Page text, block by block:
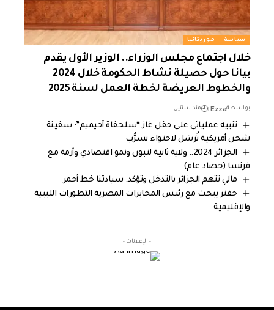
سياسة موريتانيا
خلال اجتماع مجلس الوزراء.. الوزير الأول يقدم
بيانا حول حصيلة نشاط الحكومة خلال 2024
والخطوط العريضة لخطة العمل لسنة 2025
بواسطةEzza منذ سنتين
تنبيه عملياتي على حقل غاز “سلحفاة أحيميم”: سفينة
شحن أمريكية تُرسَل لاحتواء تسرُّب
الجزائر 2024.. ولاية ثانية لتبون ونمو اقتصادي وأزمة مع
فرنسا (حصاد عام)
مالي تتهم الجزائر بالتدخل وتؤكد: سيادتنا خط أحمر
حفتر يبحث مع رئيس المخابرات المصرية التطورات الليبية
والإقليمية
- الإعلانات -